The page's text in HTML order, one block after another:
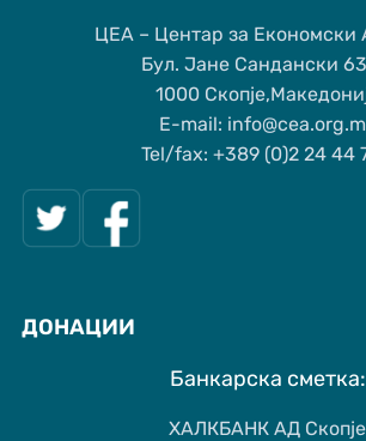
ЦЕА – Центар за Економски
Бул. Јане Сандански
1000
Е-mail:
Tel/fax: +389 (0)2 24 44
ДОНАЦИИ
Банкарска сметка:
ХАЛКБАНК АД Скопје